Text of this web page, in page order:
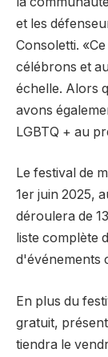
et les
Consoletti.
célébrons et
échelle. Alors
avons
LGBTQ + au
Le festival de
1er juin 2025,
déroulera de
liste complète
d'événements
En plus du
gratuit,
tiendra le